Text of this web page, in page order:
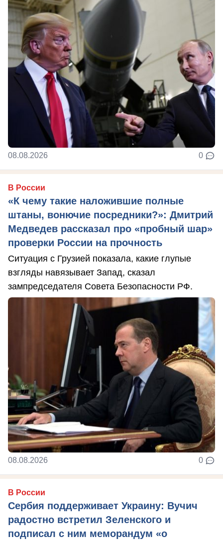
08.08.2026 0
В России
«К чему такие наложившие полные
штаны, вонючие посредники?»: Дмитрий
Медведев рассказал про «пробный шар»
проверки России на прочность
Ситуация с Грузией показала, какие глупые
взгляды навязывает Запад, сказал
зампредседателя Совета Безопасности РФ.
08.08.2026 0
В России
Сербия поддерживает Украину: Вучич
радостно встретил Зеленского и
подписал с ним меморандум «о